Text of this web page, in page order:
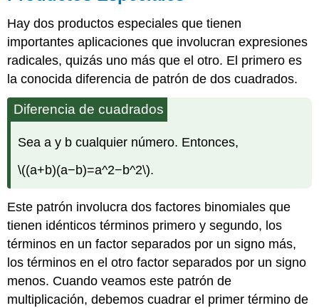
Hay dos productos especiales que tienen
importantes aplicaciones que involucran expresiones
radicales, quizás uno más que el otro. El primero es
la conocida diferencia de patrón de dos cuadrados.
Diferencia de cuadrados
Sea a y b cualquier número. Entonces,
\((a+b)(a−b)=a^2−b^2\).
Este patrón involucra dos factores binomiales que
tienen idénticos términos primero y segundo, los
términos en un factor separados por un signo más,
los términos en el otro factor separados por un signo
menos. Cuando veamos este patrón de
multiplicación, debemos cuadrar el primer término de